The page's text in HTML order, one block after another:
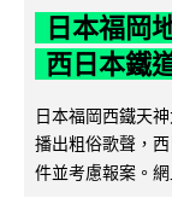
日本福岡
西日本鐵
日本福岡西鐵天
播出粗俗歌聲，
件並考慮報案。